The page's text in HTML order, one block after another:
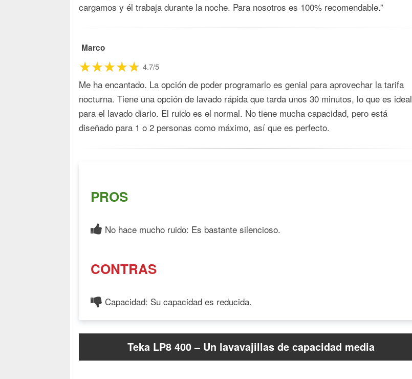
cargamos y él trabaja durante la noche. Para nosotros es 100% recomendable.”
Marco
4.7/5
Me ha encantado. La opción de poder programarlo es genial para aprovechar la tarifa
nocturna. Tiene una opción de lavado rápida que tarda unos 30 minutos, lo que es ideal
para el lavado diario. El ruido es el normal. No tiene mucha capacidad, pero está
diseñado para 1 o 2 personas como máximo, así que es perfecto.
PROS
No hace mucho ruido: Es bastante silencioso.
CONTRAS
Capacidad: Su capacidad es reducida.
Teka LP8 400 – Un lavavajillas de capacidad media